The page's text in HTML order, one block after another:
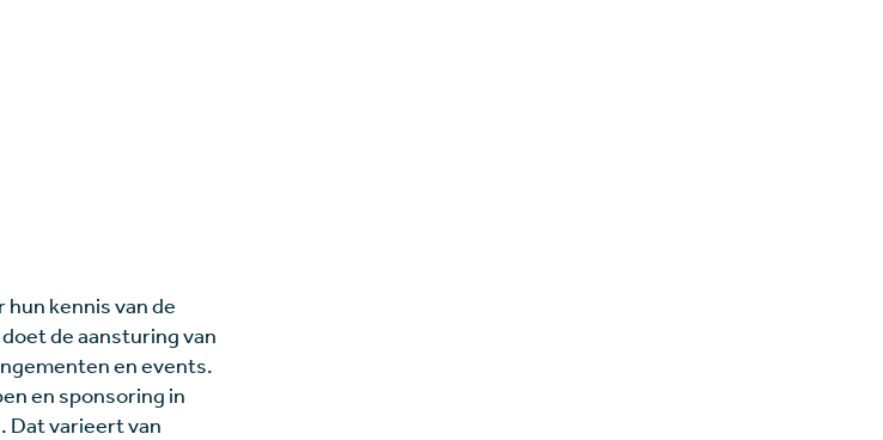
hun kennis van de
de aansturing van
en events.
en sponsoring in
Dat varieert van